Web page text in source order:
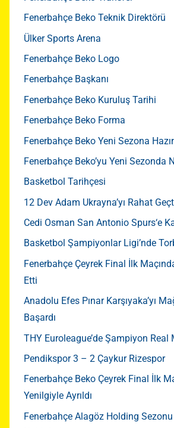
Fenerbahçe Beko Teknik Direktörü
Ülker Sports Arena
Fenerbahçe Beko Logo
Fenerbahçe Başkanı
Fenerbahçe Beko Kuruluş Tarihi
Fenerbahçe Beko Forma
Fenerbahçe Beko Yeni Sezona
Fenerbahçe Beko’yu Yeni Sezonda
Basketbol Tarihçesi
12 Dev Adam Ukrayna’yı Rahat
Cedi Osman San Antonio Spurs‘e
Basketbol Şampiyonlar Ligi’nde
Fenerbahçe Çeyrek Final İlk
Etti
Anadolu Efes Pınar Karşıyaka’yı
Başardı
THY Euroleague’de Şampiyon Real
Pendikspor 3 – 2 Çaykur Rizespor
Fenerbahçe Beko Çeyrek Final İlk
Yenilgiyle Ayrıldı
Fenerbahçe Alagöz Holding